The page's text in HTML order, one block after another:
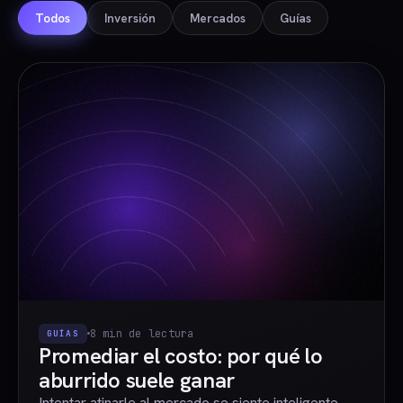
Todos Inversión Mercados Guías
GUÍAS 8 min de lectura
Promediar el costo: por qué lo
aburrido suele ganar